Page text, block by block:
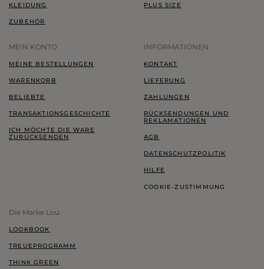
KLEIDUNG
ZUBEHÖR
PLUS SIZE
MEIN KONTO
MEINE BESTELLUNGEN
WARENKORB
BELIEBTE
TRANSAKTIONSGESCHICHTE
ICH MÖCHTE DIE WARE
ZURÜCKSENDEN
INFORMATIONEN
KONTAKT
LIEFERUNG
ZAHLUNGEN
RÜCKSENDUNGEN UND
REKLAMATIONEN
AGB
DATENSCHUTZPOLITIK
HILFE
COOKIE-ZUSTIMMUNG
Die Marke Lou
LOOKBOOK
TREUEPROGRAMM
THINK GREEN